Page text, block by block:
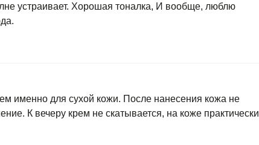
устраивает. Хорошая тоналка, И вообще, люблю
именно для сухой кожи. После нанесения кожа не
К вечеру крем не скатывается, на коже практически